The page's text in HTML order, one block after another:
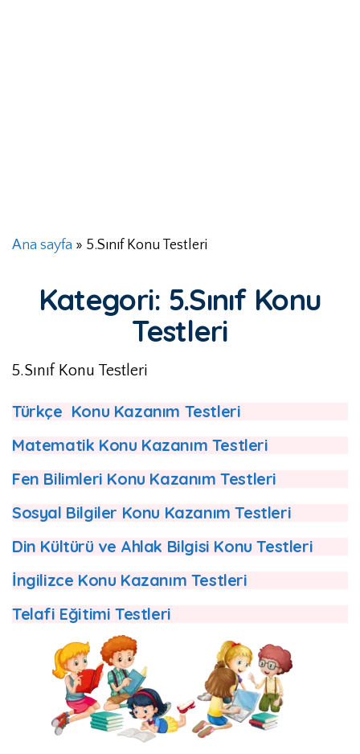
Ana sayfa » 5.Sınıf Konu Testleri
Kategori: 5.Sınıf Konu
Testleri
5.Sınıf Konu Testleri
Türkçe Konu Kazanım Testleri
Matematik Konu Kazanım Testleri
Fen Bilimleri Konu Kazanım Testleri
Sosyal Bilgiler Konu Kazanım Testleri
Din Kültürü ve Ahlak Bilgisi Konu Testleri
İngilizce Konu Kazanım Testleri
Telafi Eğitimi Testleri